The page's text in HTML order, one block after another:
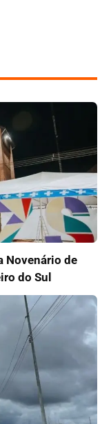
Novenário de
do Sul